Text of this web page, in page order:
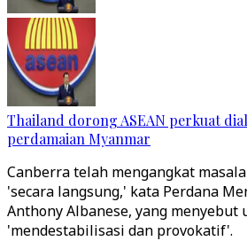
Thailand dorong ASEAN perkuat
perdamaian Myanmar
Canberra telah mengangkat
'secara langsung,' kata Perdana
Anthony Albanese, yang
'mendestabilisasi dan provokatif'.